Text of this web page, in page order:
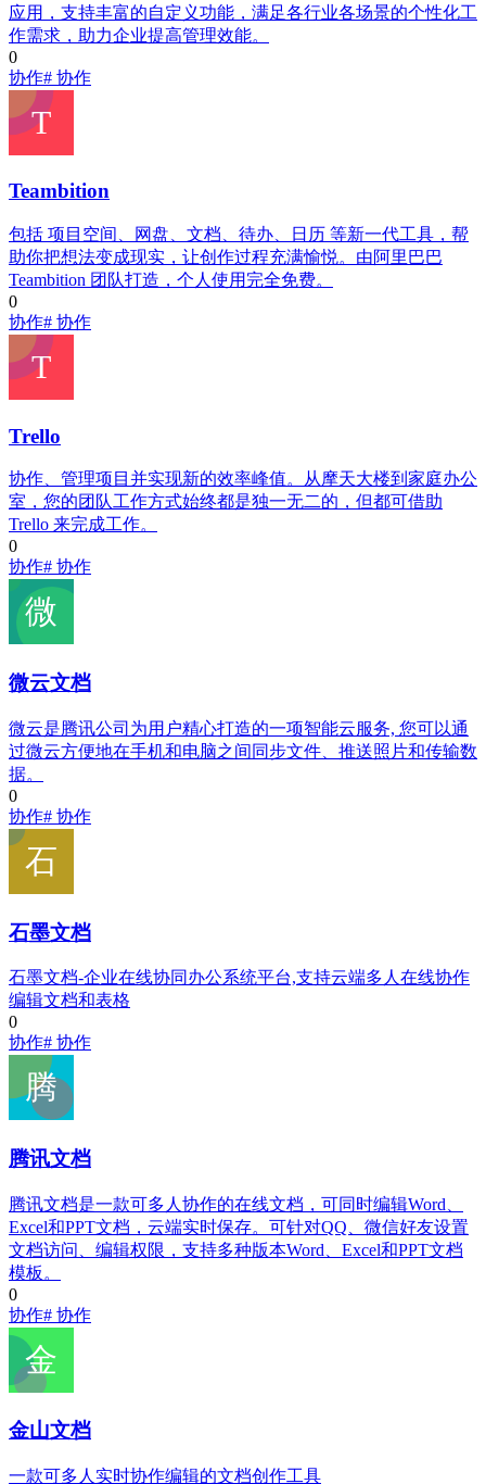
应用，支持丰富的自定义功能，满足各行业各场景的个性化工
作需求，助力企业提高管理效能。
0
协作# 协作
Teambition
包括 项目空间、网盘、文档、待办、日历 等新一代工具，帮
助你把想法变成现实，让创作过程充满愉悦。由阿里巴巴
Teambition 团队打造，个人使用完全免费。
0
协作# 协作
Trello
协作、管理项目并实现新的效率峰值。从摩天大楼到家庭办公
室，您的团队工作方式始终都是独一无二的，但都可借助
Trello 来完成工作。
0
协作# 协作
微云文档
微云是腾讯公司为用户精心打造的一项智能云服务, 您可以通
过微云方便地在手机和电脑之间同步文件、推送照片和传输数
据。
0
协作# 协作
石墨文档
石墨文档-企业在线协同办公系统平台,支持云端多人在线协作
编辑文档和表格
0
协作# 协作
腾讯文档
腾讯文档是一款可多人协作的在线文档，可同时编辑Word、
Excel和PPT文档，云端实时保存。可针对QQ、微信好友设置
文档访问、编辑权限，支持多种版本Word、Excel和PPT文档
模板。
0
协作# 协作
金山文档
一款可多人实时协作编辑的文档创作工具